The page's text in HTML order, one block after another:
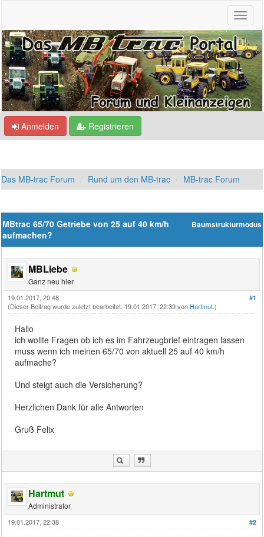
Anmelden Registrieren
Das MB-trac Forum Rund um den MB-trac MB-trac Forum
Baumstrukturmodus
MBtrac 65/70 Getriebe von 25 auf 40 km/h
aufmachen?
MBLiebe
Ganz neu hier
#1
19.01.2017, 20:48
(Dieser Beitrag wurde zuletzt bearbeitet: 19.01.2017, 22:39 von Hartmut.)
Hallo
ich wollte Fragen ob ich es im Fahrzeugbrief eintragen lassen
muss wenn ich meinen 65/70 von aktuell 25 auf 40 km/h
aufmache?
Und steigt auch die Versicherung?
Herzlichen Dank für alle Antworten
Gruß Felix
Hartmut
Administrator
#2
19.01.2017, 22:38